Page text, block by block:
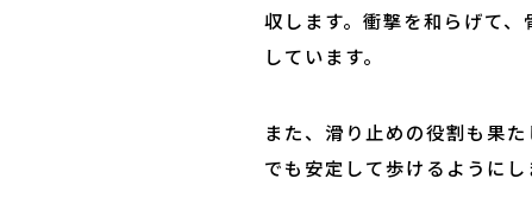
収します。衝撃を和らげて
しています。
また、滑り止めの役割も果
でも安定して歩けるようにし